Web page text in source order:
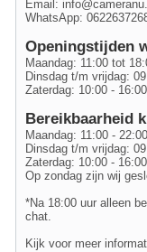
Email:
WhatsApp:
Openingstijden
Maandag: 11:00 tot
Dinsdag t/m vrijdag:
Zaterdag: 10:00 -
Bereikbaarheid
Maandag: 11:00 -
Dinsdag t/m vrijdag:
Zaterdag: 10:00 -
Op zondag zijn wij
*Na 18:00 uur alleen
chat.
Kijk voor meer